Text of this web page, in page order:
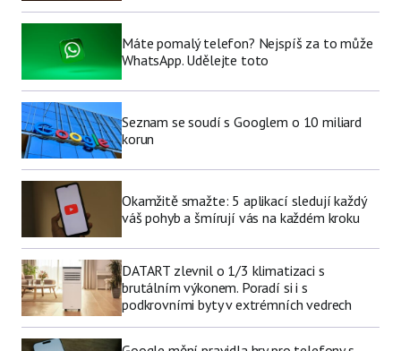
Máte pomalý telefon? Nejspíš za to může
WhatsApp. Udělejte toto
Seznam se soudí s Googlem o 10 miliard
korun
Okamžitě smažte: 5 aplikací sledují každý
váš pohyb a šmírují vás na každém kroku
DATART zlevnil o 1/3 klimatizaci s
brutálním výkonem. Poradí si i s
podkrovními byty v extrémních vedrech